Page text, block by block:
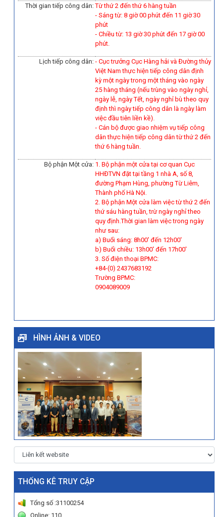
Thời gian tiếp công dân:Từ thứ 2 đến thứ 6 hàng tuần
- Sáng từ: 8 giờ 00 phút đến 11 giờ 30
phút
- Chiều từ: 13 giờ 30 phút đến 17 giờ 00
phút.
Lịch tiếp công dân: - Cục trưởng Cục Hàng hải và Đường thủy
Việt Nam thực hiện tiếp công dân định
kỳ một ngày trong một tháng vào ngày
25 hàng tháng (nếu trùng vào ngày nghỉ,
ngày lễ, ngày Tết, ngày nghỉ bù theo quy
định thì ngày tiếp công dân là ngày làm
việc đầu tiên liền kề).
- Cán bộ được giao nhiệm vụ tiếp công
dân thực hiện tiếp công dân từ thứ 2 đến
thứ 6 hàng tuần.
Bộ phận Một cửa: 1. Bộ phận một cửa tại cơ quan Cục
HHĐTVN đặt tại tầng 1 nhà A, số 8,
đường Phạm Hùng, phường Từ Liêm,
Thành phố Hà Nội.
2. Bộ phận Một cửa làm việc từ thứ 2 đến
thứ sáu hàng tuần, trừ ngày nghỉ theo
quy định.Thời gian làm việc trong ngày
như sau:
a) Buổi sáng: 8h00' đến 12h00'
b) Buổi chiều: 13h00' đến 17h00'
3. Số điện thoại BPMC:
+84-(0) 2437683192
Trường BPMC:
0904089009
HÌNH ẢNH & VIDEO
THỐNG KÊ TRUY CẬP
Tổng số :31100254
Online: 110